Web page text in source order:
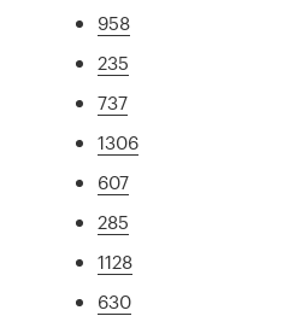
958
235
737
1306
607
285
1128
630